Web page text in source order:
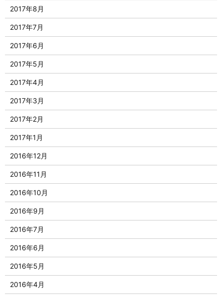
2017年8月
2017年7月
2017年6月
2017年5月
2017年4月
2017年3月
2017年2月
2017年1月
2016年12月
2016年11月
2016年10月
2016年9月
2016年7月
2016年6月
2016年5月
2016年4月